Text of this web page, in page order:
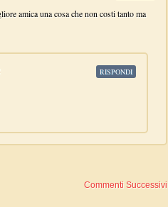
amica una cosa che non costi tanto ma
RISPONDI
Commenti Successivi